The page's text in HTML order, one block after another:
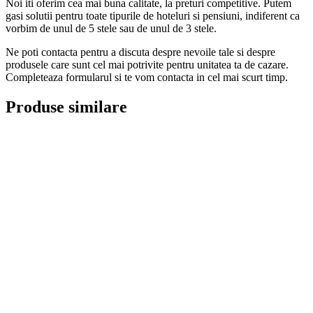
Noi iti oferim cea mai buna calitate, la preturi competitive. Putem
gasi solutii pentru toate tipurile de hoteluri si pensiuni, indiferent ca
vorbim de unul de 5 stele sau de unul de 3 stele.
Ne poti contacta pentru a discuta despre nevoile tale si despre
produsele care sunt cel mai potrivite pentru unitatea ta de cazare.
Completeaza formularul si te vom contacta in cel mai scurt timp.
Produse similare